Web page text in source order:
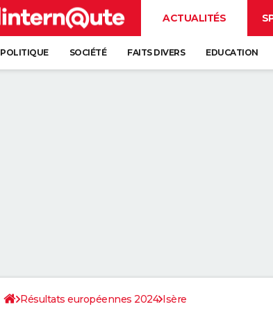
ACTUALITÉS
POLITIQUE SOCIÉTÉ FAITS DIVERS EDUCATION
Résultats européennes 2024 Isère